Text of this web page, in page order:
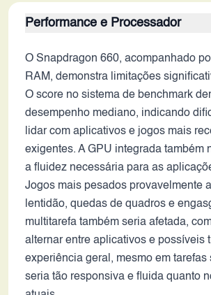
Performance e Processador
O Snapdragon 660, acompanhado
RAM, demonstra limitações
O score no sistema de benchmark
desempenho mediano, indicando
lidar com aplicativos e jogos mais
exigentes. A GPU integrada também
a fluidez necessária para as
Jogos mais pesados provavelmente
lentidão, quedas de quadros e
multitarefa também seria afetada,
alternar entre aplicativos e possíveis
experiência geral, mesmo em tarefas
seria tão responsiva e fluida quanto